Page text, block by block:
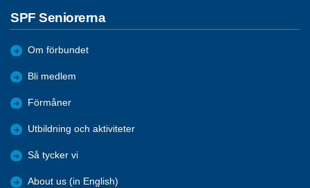
SPF Seniorerna
Om förbundet
Bli medlem
Förmåner
Utbildning och aktiviteter
Så tycker vi
About us (in English)